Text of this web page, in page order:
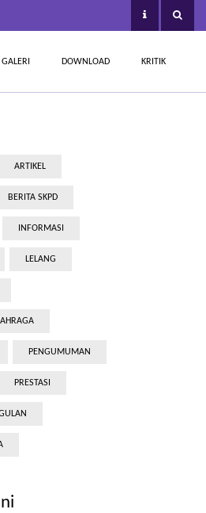
GALERI DOWNLOAD KRITIK
ARTIKEL
BERITA SKPD
INFORMASI
LELANG
PENGUMUMAN
PRESTASI